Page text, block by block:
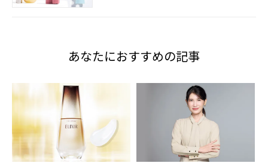
あなたにおすすめの記事